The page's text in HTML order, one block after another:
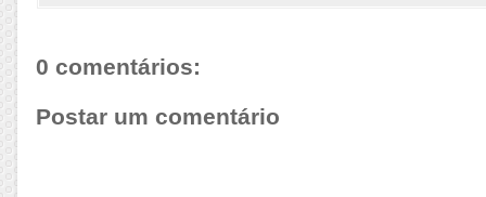
0 comentários:
Postar um comentário